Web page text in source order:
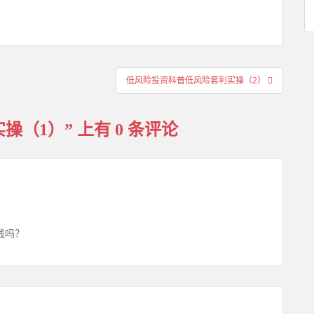
低风险投资科普低风险套利实操（2）
（1） ” 上有 0 条评论
？